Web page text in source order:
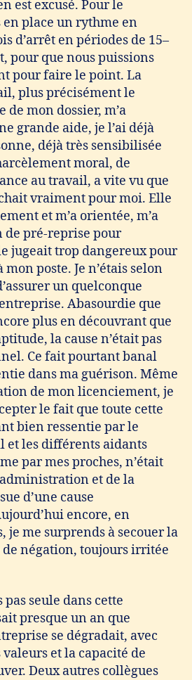
est excusé. Pour le
place un rythme en
d’arrêt en périodes de 15–
pour que nous puissions
pour faire le point. La
plus précisément le
de mon dossier, m’a
grande aide, je l’ai déjà
déjà très sensibilisée
moral, de
au travail, a vite vu que
vraiment pour moi. Elle
et m’a orientée, m’a
de pré-reprise pour
jugeait trop dangereux pour
poste. Je n’étais selon
un quelconque
Abasourdie que
plus en découvrant que
la cause n’était pas
Ce fait pourtant banal
dans ma guérison. Même
de mon licenciement, je
le fait que toute cette
bien ressentie par le
et les différents aidants
par mes proches, n’était
et de la
d’une cause
encore, en
je me surprends à secouer la
de négation, toujours irritée
pas seule dans cette
presque un an que
se dégradait, avec
et la capacité de
Deux autres collègues